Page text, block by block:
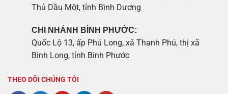
Thủ Dầu Một, tỉnh Bình Dương
CHI NHÁNH BÌNH PHƯỚC:
Quốc Lộ 13, ấp Phú Long, xã Thanh Phú, thị xã
Bình Long, tỉnh Bình Phước
THEO DÕI CHÚNG TÔI